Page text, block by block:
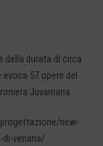
della durata di circa
57 opere del
Juvarriana
new-
di-venaria/